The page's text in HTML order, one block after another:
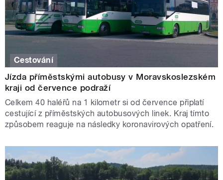
Cestování
Jízda příměstskými autobusy v Moravskoslezském
kraji od července podraží
Celkem 40 haléřů na 1 kilometr si od července připlatí
cestující z příměstských autobusových linek. Kraj tímto
způsobem reaguje na následky koronavirových opatření.